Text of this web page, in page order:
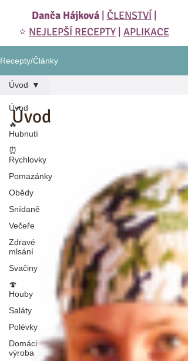
Danča Hájková| ČLENSTVÍ
⭐️ NEJLEPŠÍ RECEPTY APLIKACE
Recepty/Články
Úvod
🔥
Hubnutí
⏰
Rychlovky
Pomazánky
Obědy
Snídaně
Večeře
Zdravé
mlsání
Svačiny
🍄
Houby
Saláty
Polévky
Domáci
výroba
Úvod
Úvod